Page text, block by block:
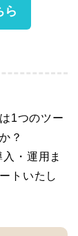
ら
1つのツー
？
・運用ま
トいたし